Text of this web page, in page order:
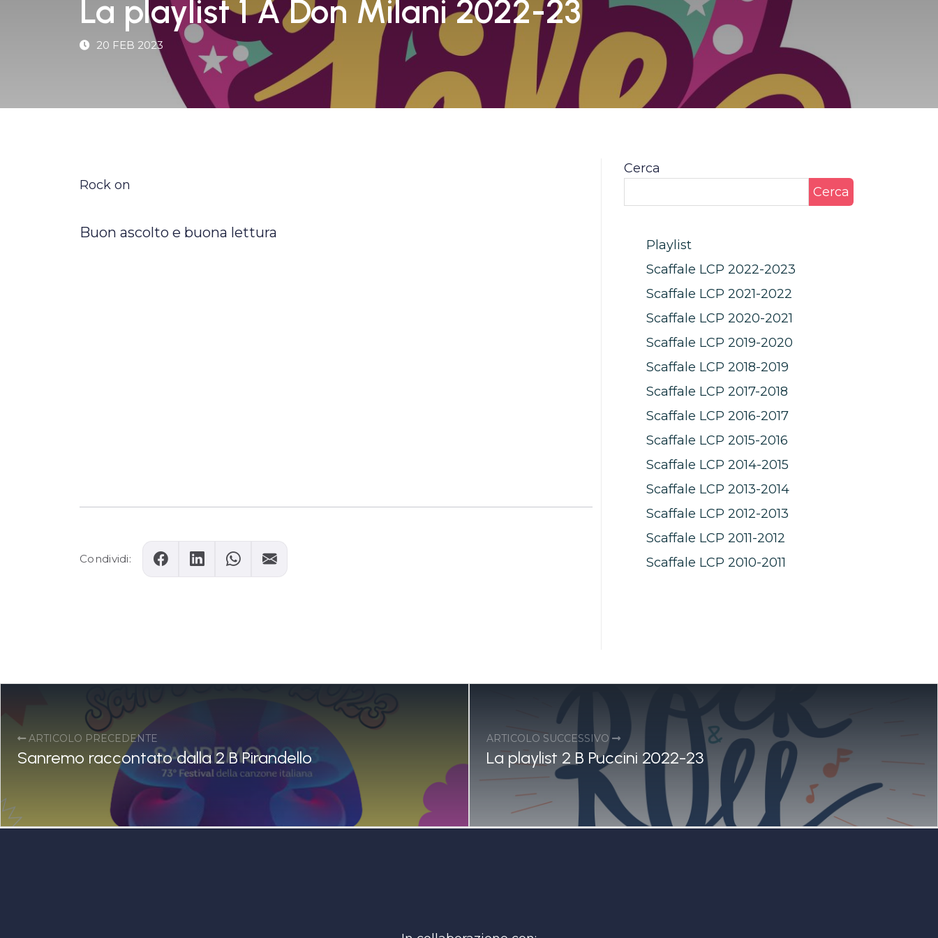
La playlist 1 A Don Milani 2022-23
20 FEB 2023
Rock on
Buon ascolto e buona lettura
Condividi:
Cerca
Cerca
Playlist
Scaffale LCP 2022-2023
Scaffale LCP 2021-2022
Scaffale LCP 2020-2021
Scaffale LCP 2019-2020
Scaffale LCP 2018-2019
Scaffale LCP 2017-2018
Scaffale LCP 2016-2017
Scaffale LCP 2015-2016
Scaffale LCP 2014-2015
Scaffale LCP 2013-2014
Scaffale LCP 2012-2013
Scaffale LCP 2011-2012
Scaffale LCP 2010-2011
ARTICOLO PRECEDENTE
Sanremo raccontato dalla 2 B Pirandello
ARTICOLO SUCCESSIVO
La playlist 2 B Puccini 2022-23